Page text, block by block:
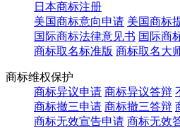
日本商标注册
美国商标意向申请 美国商标
国际商标法律意见书 国际商
商标取名标准版 商标取名大
商标维权保护
商标异议申请 商标异议答辩
商标撤三申请 商标撤三答辩
商标无效宣告申请 商标无效